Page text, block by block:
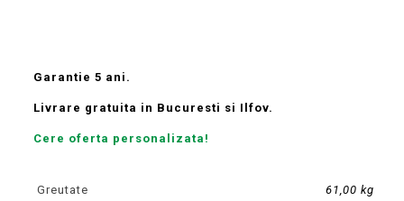
Garantie 5 ani.
Livrare gratuita in Bucuresti si Ilfov.
Cere oferta personalizata!
Greutate 61,00 kg